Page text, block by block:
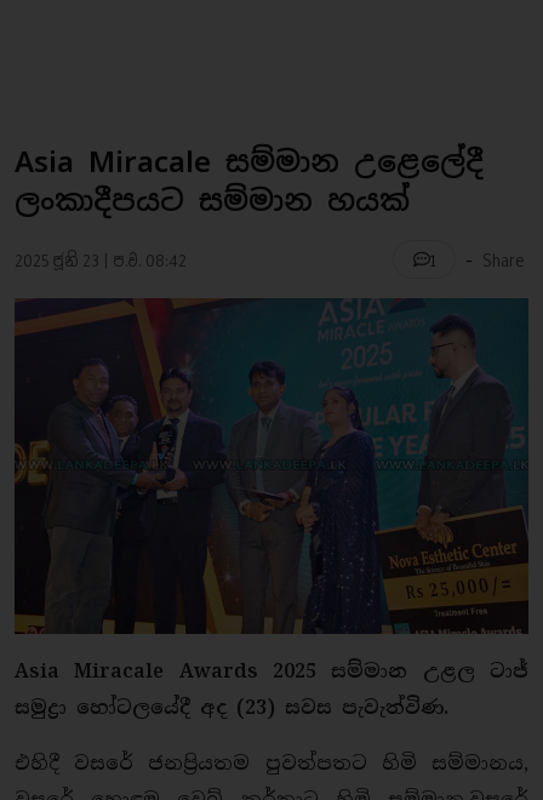
Asia Miracale සම්මාන උළෙලේදී
ලංකාදීපයට සම්මාන හයක්
2025 ජූනි 23 | ප.ව. 08:42 1 - Share
Asia Miracale Awards 2025 සම්මාන උළල ටාජ්
සමුද්‍රා හෝටලයේදී අද (23) සවස පැවැත්විණ.
එහිදී වසරේ ජනප්‍රියතම පුවත්පතට හිමි සම්මානය,